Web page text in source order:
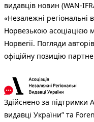
видавців новин (WAN-
«Незалежні регіональні
Норвезькою асоціацією
Норвегії. Погляди
офіційну позицію
Здійснено за підтримки
видавці України” та